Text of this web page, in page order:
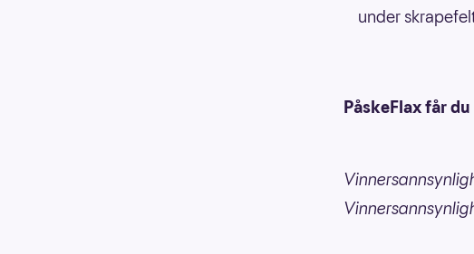
under
PåskeFlax får